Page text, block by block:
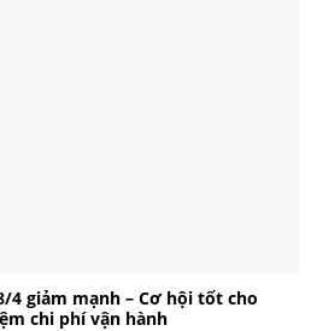
4 giảm mạnh – Cơ hội tốt cho
chi phí vận hành